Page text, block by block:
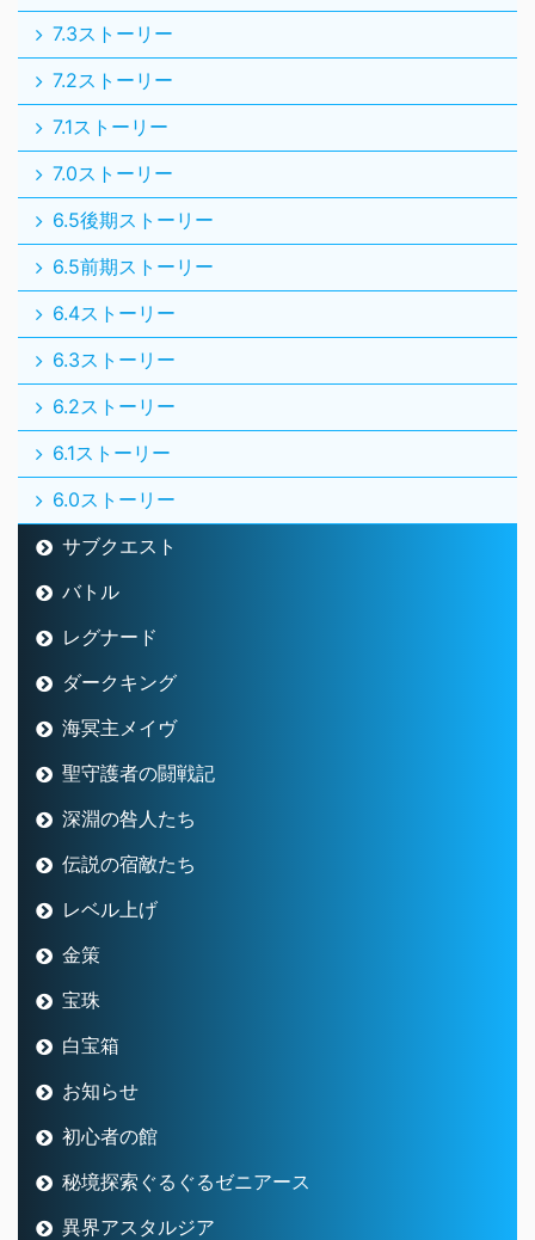
7.3ストーリー
7.2ストーリー
7.1ストーリー
7.0ストーリー
6.5後期ストーリー
6.5前期ストーリー
6.4ストーリー
6.3ストーリー
6.2ストーリー
6.1ストーリー
6.0ストーリー
サブクエスト
バトル
レグナード
ダークキング
海冥主メイヴ
聖守護者の闘戦記
深淵の咎人たち
伝説の宿敵たち
レベル上げ
金策
宝珠
白宝箱
お知らせ
初心者の館
秘境探索ぐるぐるゼニアース
異界アスタルジア